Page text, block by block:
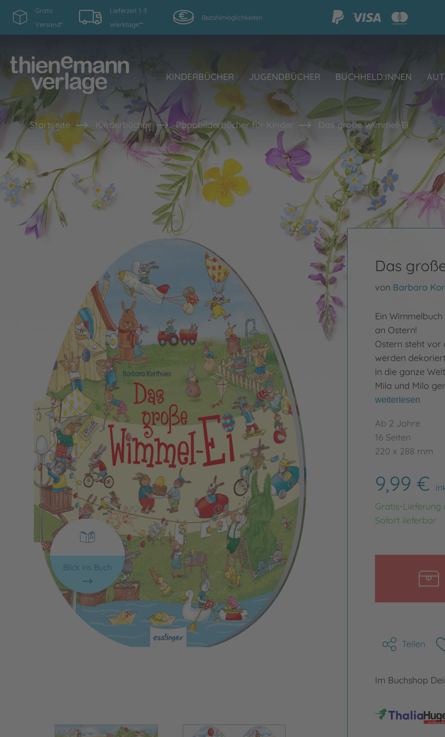
Gratis
Versand*
Lieferzeit 1-3
Werktage**
Bezahlmöglichkeiten
KINDERBÜCHER JUGENDBÜCHER BUCHHELD:INNEN
Startseite Kinderbücher Pappbilderbücher für Kinder Das große Wimmel-Ei
Blick ins Buch
Bild vergrößern
Das
von Barbara
Ein
an Ostern!
Ostern steht vor
werden
in die ganze
Mila und Milo
weiterlesen
Ab 2 Jahre
16 Seiten
220 x 288 mm
9,99 €
Gratis-Lieferung
Sofort lieferbar
Teilen
Im Buchshop